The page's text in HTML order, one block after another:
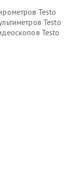
Testo
Testo
Testo